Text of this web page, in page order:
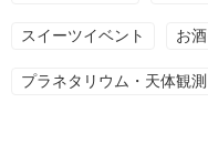
スイーツイベント お
プラネタリウム・天体観測